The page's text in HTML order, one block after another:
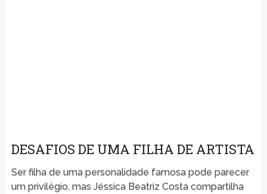
DESAFIOS DE UMA FILHA DE ARTISTA
Ser filha de uma personalidade famosa pode parecer
um privilégio, mas Jéssica Beatriz Costa compartilha